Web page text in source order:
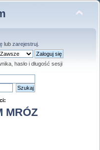
lub zarejestruj.
hasło i długość sesji
MRÓZ